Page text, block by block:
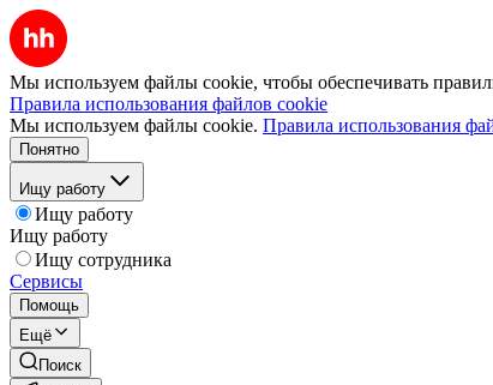
Мы используем файлы cookie, чтобы обеспечивать
Правила использования файлов cookie
Мы используем файлы cookie. Правила использования
Понятно
Ищу работу
Ищу работу
Ищу работу
Ищу сотрудника
Сервисы
Помощь
Ещё
Поиск